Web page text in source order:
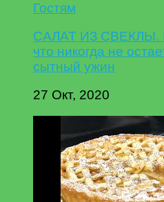
Гостям
САЛАТ ИЗ СВЕКЛЫ.
что никогда не
сытный ужин
27 Окт, 2020